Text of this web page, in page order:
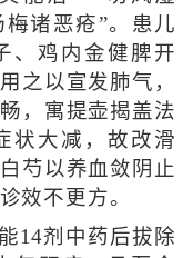
诸恶疮”。患儿
、鸡内金健脾开
之以宣发肺气，
，寓提壶揭盖法
状大减，故改滑
芍以养血敛阴止
效不更方。
14剂中药后拔除